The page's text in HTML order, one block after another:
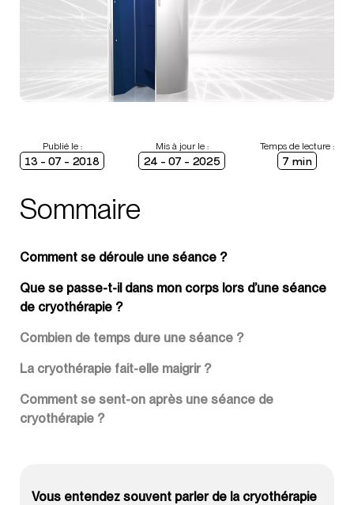
Vous entendez souvent parler de la cryothérapie
Publié le :
13 - 07 - 2018
Mis à jour le :
24 - 07 - 2025
Temps de lecture :
7 min
Sommaire
Comment se déroule une séance ?
Que se passe-t-il dans mon corps lors d’une séance
de cryothérapie ?
Combien de temps dure une séance ?
La cryothérapie fait-elle maigrir ?
Comment se sent-on après une séance de
cryothérapie ?